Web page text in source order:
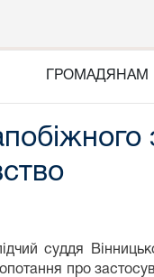
ГРОМАДЯНАМ
суддя
про